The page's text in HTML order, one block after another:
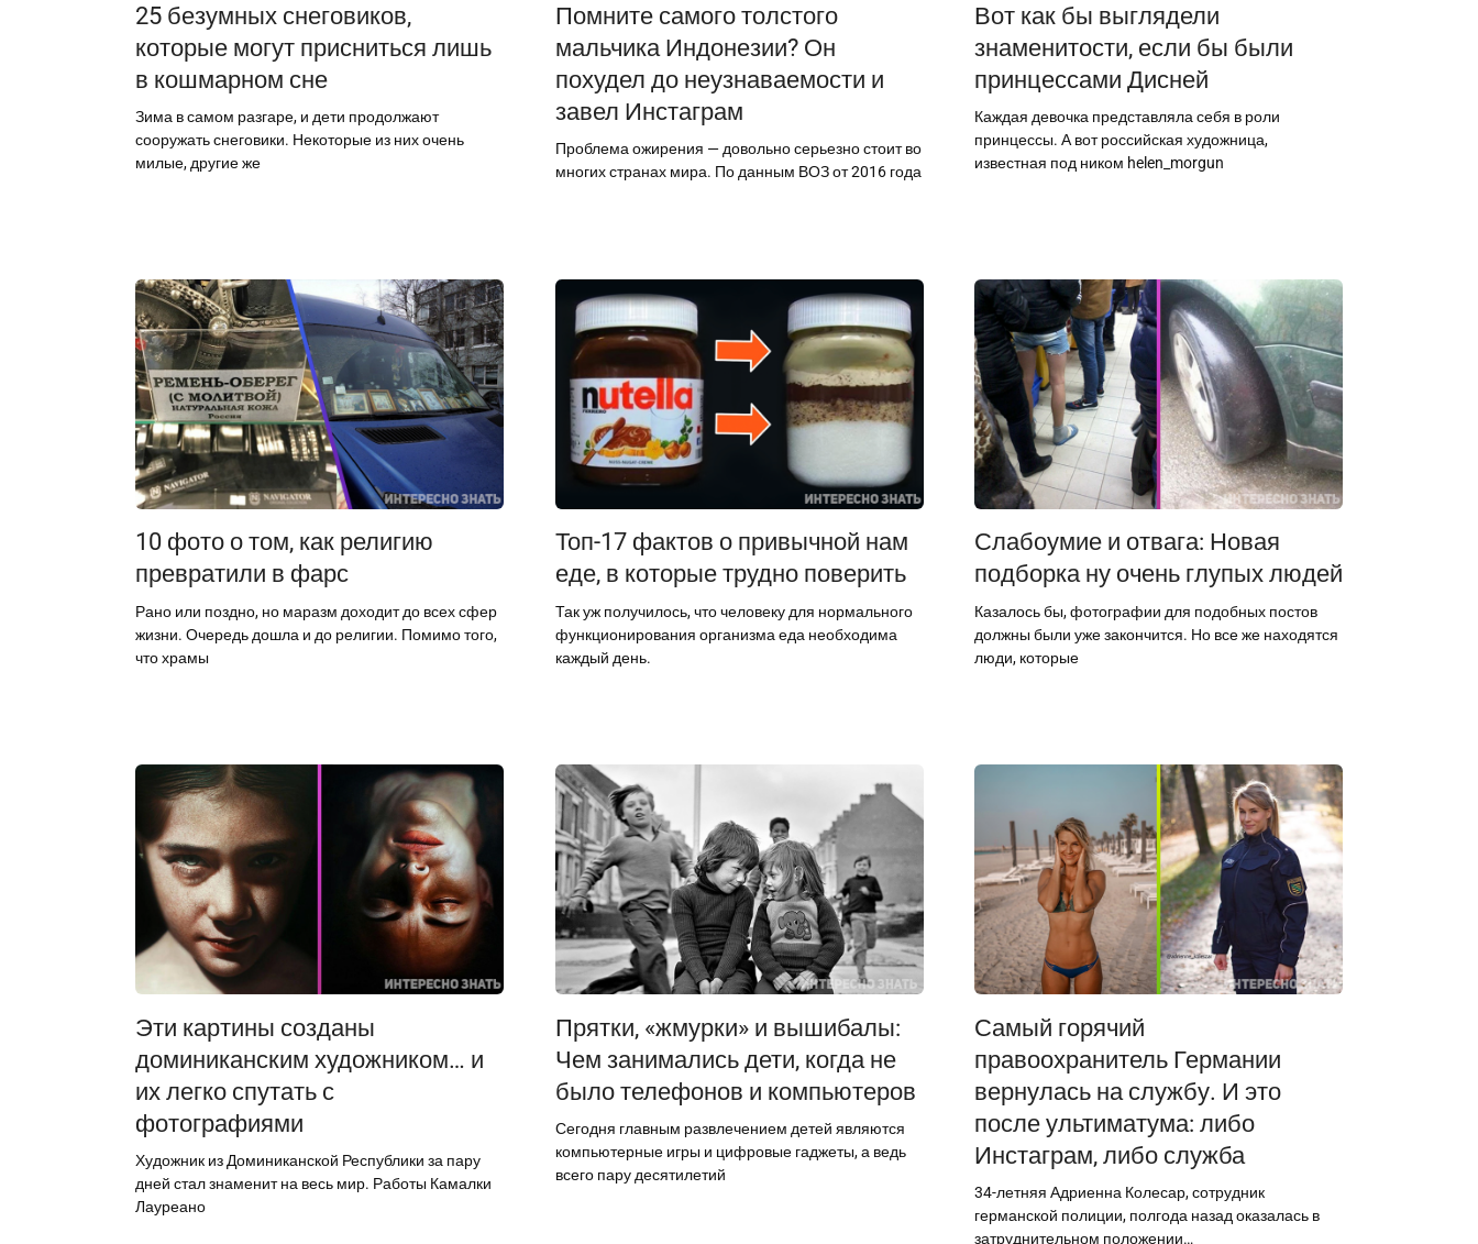
25 безумных снеговиков,
которые могут присниться лишь
в кошмарном сне
Зима в самом разгаре, и дети продолжают
сооружать снеговики. Некоторые из них очень
милые, другие же
Помните самого толстого
мальчика Индонезии? Он
похудел до неузнаваемости и
завел Инстаграм
Проблема ожирения — довольно серьезно стоит во
многих странах мира. По данным ВОЗ от 2016 года
Вот как бы выглядели
знаменитости, если бы были
принцессами Дисней
Каждая девочка представляла себя в роли
принцессы. А вот российская художница,
известная под ником helen_morgun
10 фото о том, как религию
превратили в фарс
Рано или поздно, но маразм доходит до всех сфер
жизни. Очередь дошла и до религии. Помимо того,
что храмы
Топ-17 фактов о привычной нам
еде, в которые трудно поверить
Так уж получилось, что человеку для нормального
функционирования организма еда необходима
каждый день.
Слабоумие и отвага: Новая
подборка ну очень глупых людей
Казалось бы, фотографии для подобных постов
должны были уже закончится. Но все же находятся
люди, которые
Эти картины созданы
доминиканским художником… и
их легко спутать с
фотографиями
Художник из Доминиканской Республики за пару
дней стал знаменит на весь мир. Работы Камалки
Лауреано
Прятки, «жмурки» и вышибалы:
Чем занимались дети, когда не
было телефонов и компьютеров
Сегодня главным развлечением детей являются
компьютерные игры и цифровые гаджеты, а ведь
всего пару десятилетий
Самый горячий
правоохранитель Германии
вернулась на службу. И это
после ультиматума: либо
Инстаграм, либо служба
34-летняя Адриенна Колесар, сотрудник
германской полиции, полгода назад оказалась в
затруднительном положении…